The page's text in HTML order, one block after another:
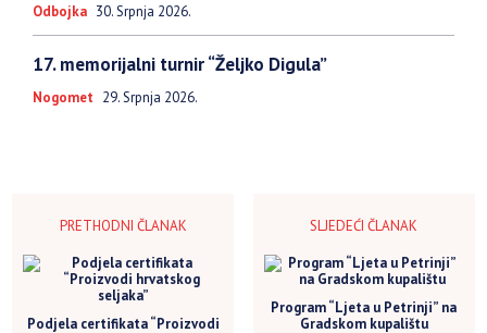
Odbojka 30. Srpnja 2026.
17. memorijalni turnir “Željko Digula”
Nogomet 29. Srpnja 2026.
PRETHODNI ČLANAK
Podjela certifikata “Proizvodi
SLJEDEĆI ČLANAK
Program “Ljeta u Petrinji” na
Gradskom kupalištu